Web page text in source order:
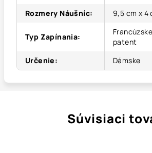
Rozmery Náušníc: 9,5 cm x 4
Typ Zapínania:
patent
Určenie: Dámske
Súvisiaci